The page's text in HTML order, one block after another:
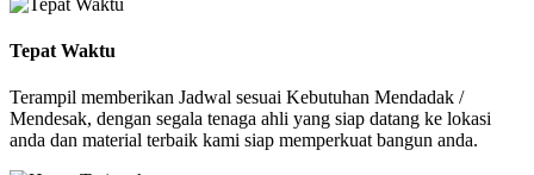
Tepat Waktu
Terampil memberikan Jadwal sesuai Kebutuhan Mendadak /
Mendesak, dengan segala tenaga ahli yang siap datang ke lokasi
anda dan material terbaik kami siap memperkuat bangun anda.